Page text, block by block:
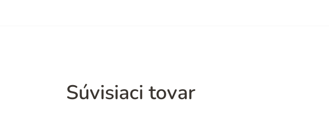
Súvisiaci tovar